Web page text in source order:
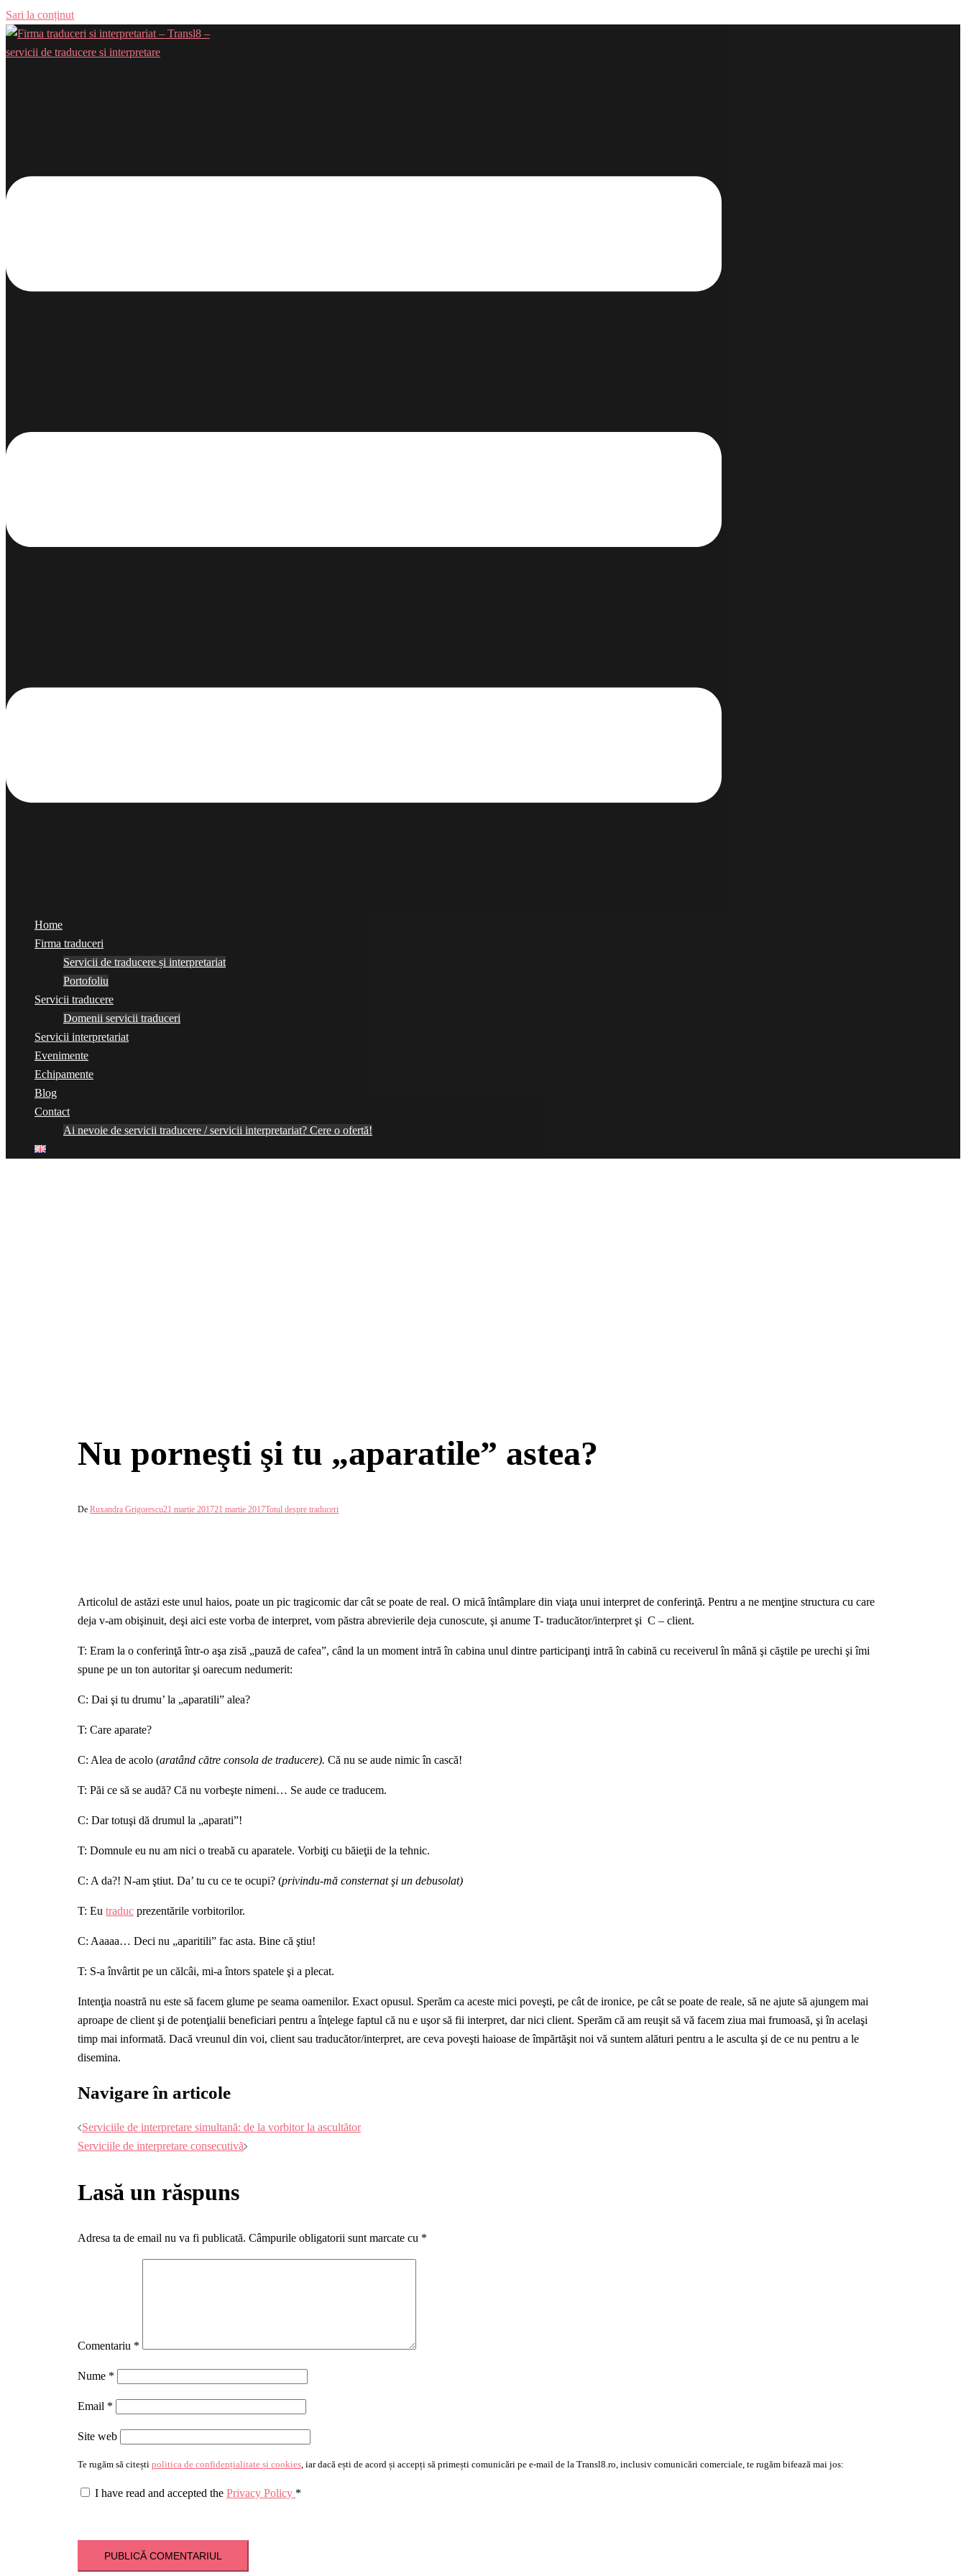
Sari la conținut
Home
Firma traduceri
Servicii de traducere și interpretariat
Portofoliu
Servicii traducere
Domenii servicii traduceri
Servicii interpretariat
Evenimente
Echipamente
Blog
Contact
Ai nevoie de servicii traducere / servicii interpretariat? Cere o ofertă!
Nu porneşti şi tu „aparatile” astea?
De Ruxandra Grigorescu21 martie 201721 martie 2017Totul despre traduceri
Articolul de astăzi este unul haios, poate un pic tragicomic dar cât se poate de real. O mică întâmplare din viaţa unui interpret de conferinţă. Pentru a ne menţine structura cu care
deja v-am obişinuit, deşi aici este vorba de interpret, vom păstra abrevierile deja cunoscute, şi anume T- traducător/interpret şi C – client.
T: Eram la o conferinţă într-o aşa zisă „pauză de cafea”, când la un moment intră în cabina unul dintre participanţi intră în cabină cu receiverul în mână şi căştile pe urechi şi îmi
spune pe un ton autoritar şi oarecum nedumerit:
C: Dai şi tu drumu’ la „aparatili” alea?
T: Care aparate?
C: Alea de acolo (aratând către consola de traducere). Că nu se aude nimic în cască!
T: Păi ce să se audă? Că nu vorbeşte nimeni… Se aude ce traducem.
C: Dar totuşi dă drumul la „aparati”!
T: Domnule eu nu am nici o treabă cu aparatele. Vorbiţi cu băieţii de la tehnic.
C: A da?! N-am ştiut. Da’ tu cu ce te ocupi? (privindu-mă consternat şi un debusolat)
T: Eu traduc prezentările vorbitorilor.
C: Aaaaa… Deci nu „aparitili” fac asta. Bine că ştiu!
T: S-a învârtit pe un călcâi, mi-a întors spatele şi a plecat.
Intenţia noastră nu este să facem glume pe seama oamenilor. Exact opusul. Sperăm ca aceste mici poveşti, pe cât de ironice, pe cât se poate de reale, să ne ajute să ajungem mai
aproape de client şi de potenţialii beneficiari pentru a înţelege faptul că nu e uşor să fii interpret, dar nici client. Sperăm că am reuşit să vă facem ziua mai frumoasă, şi în acelaşi
timp mai informată. Dacă vreunul din voi, client sau traducător/interpret, are ceva poveşti haioase de împărtăşit noi vă suntem alături pentru a le asculta şi de ce nu pentru a le
disemina.
Navigare în articole
Serviciile de interpretare simultană: de la vorbitor la ascultător
Serviciile de interpretare consecutivă
Lasă un răspuns
Adresa ta de email nu va fi publicată. Câmpurile obligatorii sunt marcate cu *
Comentariu *
Nume *
Email *
Site web
Te rugăm să citești politica de confidențialitate și cookies, iar dacă ești de acord și accepți să primești comunicări pe e-mail de la Transl8.ro, inclusiv comunicări comerciale, te rugăm bifează mai jos:
I have read and accepted the Privacy Policy *